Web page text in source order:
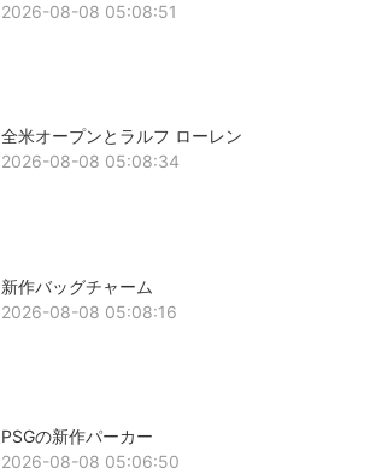
2026-08-08 05:08:51
全米オープンとラルフ ローレン
2026-08-08 05:08:34
新作バッグチャーム
2026-08-08 05:08:16
PSGの新作パーカー
2026-08-08 05:06:50